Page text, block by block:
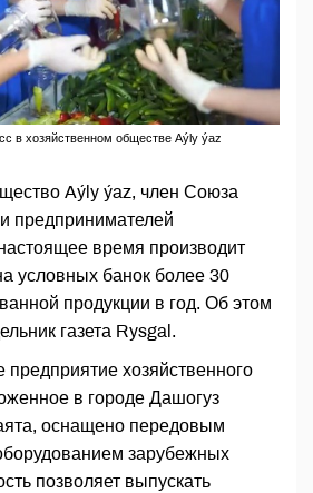
в хозяйственном обществе Aýly ýaz
Aýly ýaz, член Союза
предпринимателей
время производит
условных банок более 30
продукции в год. Об этом
газета Rysgal.
предприятие хозяйственного
в городе Дашогуз
оснащено передовым
зарубежных
позволяет выпускать